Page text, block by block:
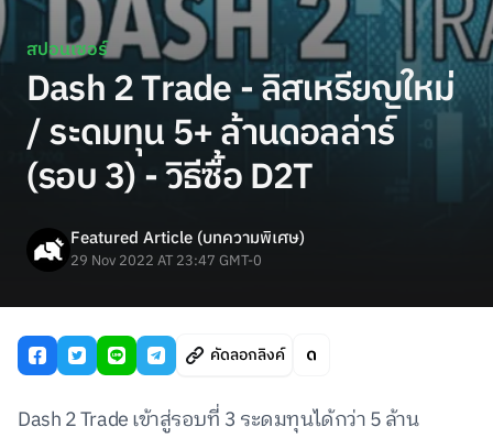
สปอนเซอร์
Dash 2 Trade - ลิสเหรียญใหม่
/ ระดมทุน 5+ ล้านดอลล่าร์
(รอบ 3) - วิธีซื้อ D2T
Featured Article (บทความพิเศษ)
29 Nov 2022 AT 23:47 GMT-0
คัดลอกลิงค์
Dash 2 Trade เข้าสู่รอบที่ 3 ระดมทุนได้กว่า 5 ล้าน